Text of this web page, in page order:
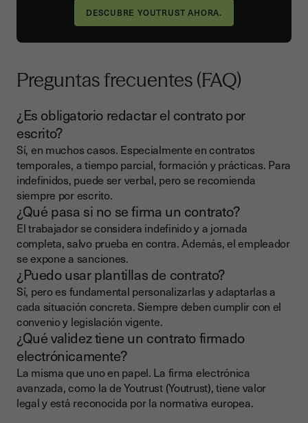
Preguntas frecuentes (FAQ)
¿Es obligatorio redactar el contrato por
escrito?
Sí, en muchos casos. Especialmente en contratos
temporales, a tiempo parcial, formación y prácticas. Para
indefinidos, puede ser verbal, pero se recomienda
siempre por escrito.
¿Qué pasa si no se firma un contrato?
El trabajador se considera indefinido y a jornada
completa, salvo prueba en contra. Además, el empleador
se expone a sanciones.
¿Puedo usar plantillas de contrato?
Sí, pero es fundamental personalizarlas y adaptarlas a
cada situación concreta. Siempre deben cumplir con el
convenio y legislación vigente.
¿Qué validez tiene un contrato firmado
electrónicamente?
La misma que uno en papel. La firma electrónica
avanzada, como la de Youtrust (Youtrust), tiene valor
legal y está reconocida por la normativa europea.